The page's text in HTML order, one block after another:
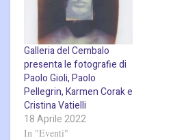
Galleria del Cembalo
presenta le fotografie di
Paolo Gioli, Paolo
Pellegrin, Karmen Corak e
Cristina Vatielli
18 Aprile 2022
In "Eventi"